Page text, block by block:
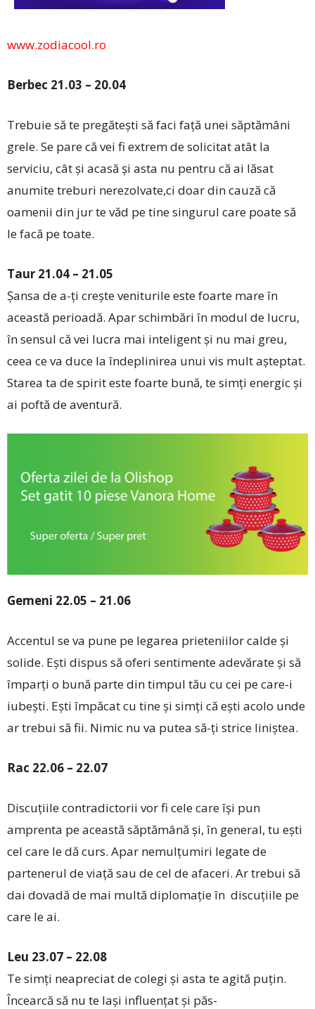
www.zodiacool.ro
Berbec 21.03 – 20.04
Trebuie să te pregătești să faci față unei săptămâni
grele. Se pare că vei fi extrem de solicitat atât la
serviciu, cât și acasă și asta nu pentru că ai lăsat
anumite treburi nerezolvate,ci doar din cauză că
oamenii din jur te văd pe tine singurul care poate să
le facă pe toate.
Taur 21.04 – 21.05
Șansa de a-ți crește veniturile este foarte mare în
această perioadă. Apar schimbări în modul de lucru,
în sensul că vei lucra mai inteligent și nu mai greu,
ceea ce va duce la îndeplinirea unui vis mult așteptat.
Starea ta de spirit este foarte bună, te simți energic și
ai poftă de aventură.
Gemeni 22.05 – 21.06
Accentul se va pune pe legarea prieteniilor calde și
solide. Ești dispus să oferi sentimente adevărate și să
împarți o bună parte din timpul tău cu cei pe care-i
iubești. Ești împăcat cu tine și simți că ești acolo unde
ar trebui să fii. Nimic nu va putea să-ți strice liniștea.
Rac 22.06 – 22.07
Discuțiile contradictorii vor fi cele care își pun
amprenta pe această săptămână și, în general, tu ești
cel care le dă curs. Apar nemulțumiri legate de
partenerul de viață sau de cel de afaceri. Ar trebui să
dai dovadă de mai multă diplomație în discuțiile pe
care le ai.
Leu 23.07 – 22.08
Te simți neapreciat de colegi și asta te agită puțin.
Încearcă să nu te lași influențat și păs-